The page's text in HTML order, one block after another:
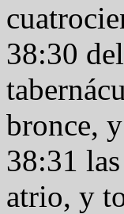
38:30
bronce,
38:31
atrio, y